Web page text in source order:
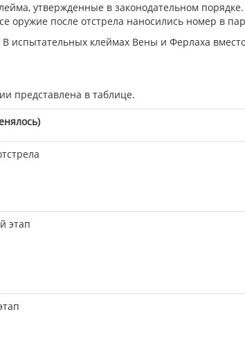
утвержденные в законодательном
оружие после отстрела наносились номер в
испытательных клеймах Вены и Ферлаха
представлена в таблице.
этап